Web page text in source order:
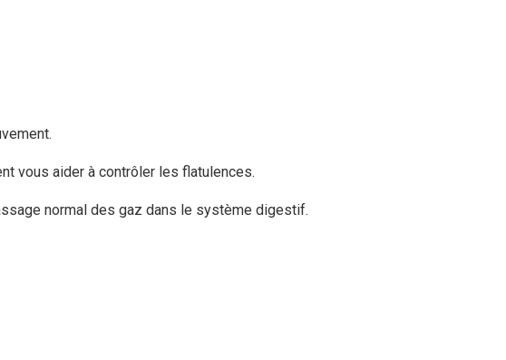
vous aider à contrôler les flatulences.
normal des gaz dans le système digestif.